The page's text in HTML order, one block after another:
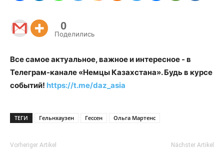
0
Поделились
Все самое актуальное, важное и интересное - в
Телеграм-канале «Немцы Казахстана». Будь в курсе
событий! https://t.me/daz_asia
ТЕГИ Гельнхаузен Гессен Ольга Мартенс
Vorheriger Artikel Nächster Artikel